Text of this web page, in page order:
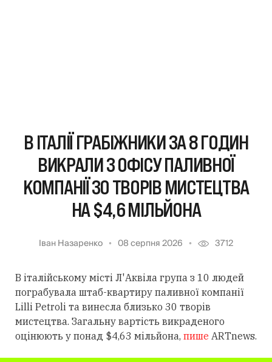
В ІТАЛІЇ ГРАБІЖНИКИ ЗА 8 ГОДИН
ВИКРАЛИ З ОФІСУ ПАЛИВНОЇ
КОМПАНІЇ 30 ТВОРІВ МИСТЕЦТВА
НА $4,6 МІЛЬЙОНА
Іван Назаренко 08 серпня 2026 3712
В італійському місті Л'Аквіла група з 10 людей
пограбувала штаб-квартиру паливної компанії
Lilli Petroli та винесла близько 30 творів
мистецтва. Загальну вартість викраденого
оцінюють у понад $4,63 мільйона, пише ARTnews.